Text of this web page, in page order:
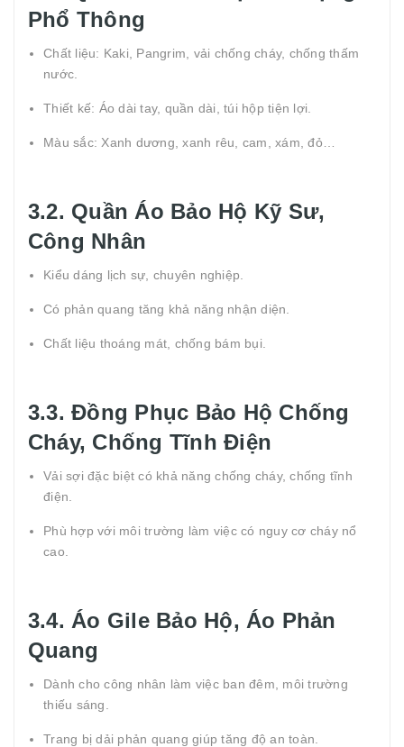
Phổ Thông
Chất liệu: Kaki, Pangrim, vải chống cháy, chống thấm
nước.
Thiết kế: Áo dài tay, quần dài, túi hộp tiện lợi.
Màu sắc: Xanh dương, xanh rêu, cam, xám, đỏ…
3.2. Quần Áo Bảo Hộ Kỹ Sư,
Công Nhân
Kiểu dáng lịch sự, chuyên nghiệp.
Có phản quang tăng khả năng nhận diện.
Chất liệu thoáng mát, chống bám bụi.
3.3. Đồng Phục Bảo Hộ Chống
Cháy, Chống Tĩnh Điện
Vải sợi đặc biệt có khả năng chống cháy, chống tĩnh
điện.
Phù hợp với môi trường làm việc có nguy cơ cháy nổ
cao.
3.4. Áo Gile Bảo Hộ, Áo Phản
Quang
Dành cho công nhân làm việc ban đêm, môi trường
thiếu sáng.
Trang bị dải phản quang giúp tăng độ an toàn.